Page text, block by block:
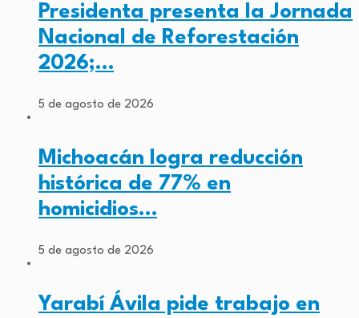
Presidenta presenta la Jornada
Nacional de Reforestación
2026;…
5 de agosto de 2026
Michoacán logra reducción
histórica de 77% en
homicidios…
5 de agosto de 2026
Yarabí Ávila pide trabajo en